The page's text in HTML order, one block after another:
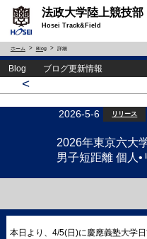
法政大学陸上競技部
Hosei Track&Field
ホーム Blog 詳細
Blog ブログ更新情報
<
2026-5-6 リリース
2026年東京六大
男子短距離 個人•
本日より、4/5(日)に慶應義塾大学